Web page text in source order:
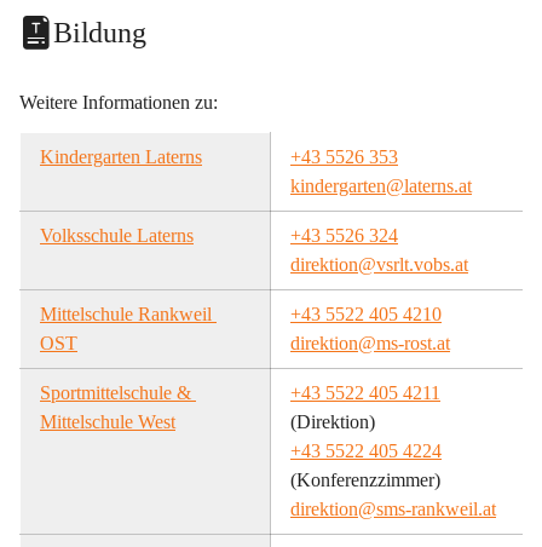
Bildung
Weitere Informationen zu:
Kindergarten Laterns
+43 5526 353
kindergarten@laterns.at
Volksschule Laterns
+43 5526 324
direktion@vsrlt.vobs.at
Mittelschule Rankweil
OST
+43 5522 405 4210
direktion@ms-rost.at
Sportmittelschule &
Mittelschule West
+43 5522 405 4211
(Direktion)
+43 5522 405 4224
(Konferenzzimmer)
direktion@sms-rankweil.at